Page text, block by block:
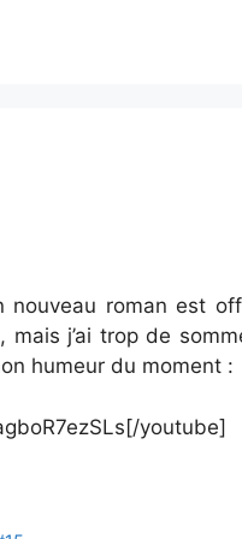
nouveau roman est
j’ai trop de
humeur du moment :
youtube]